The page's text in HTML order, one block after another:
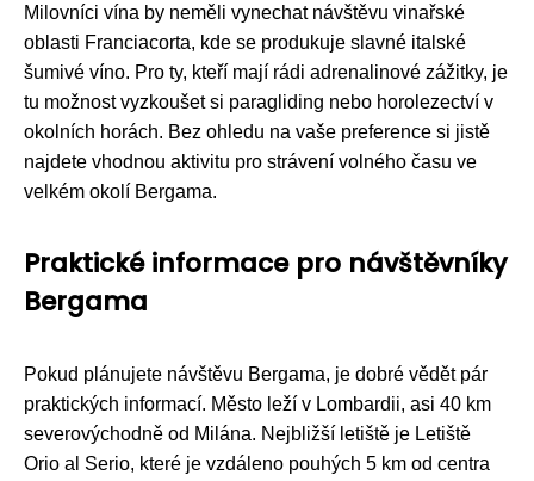
Milovníci vína by neměli vynechat návštěvu vinařské
oblasti Franciacorta, kde se produkuje slavné italské
šumivé víno. Pro ty, kteří mají rádi adrenalinové zážitky, je
tu možnost vyzkoušet si paragliding nebo horolezectví v
okolních horách. Bez ohledu na vaše preference si jistě
najdete vhodnou aktivitu pro strávení volného času ve
velkém okolí Bergama.
Praktické informace pro návštěvníky
Bergama
Pokud plánujete návštěvu Bergama, je dobré vědět pár
praktických informací. Město leží v Lombardii, asi 40 km
severovýchodně od Milána. Nejbližší letiště je Letiště
Orio al Serio, které je vzdáleno pouhých 5 km od centra